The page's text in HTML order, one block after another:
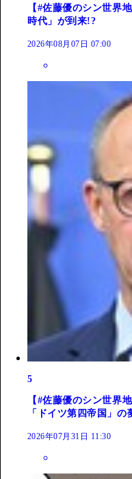
【#佐藤優のシン世界
時代」が到来!?
2026年08月07日 07:00
5
【#佐藤優のシン世界
「ドイツ第四帝国」の
2026年07月31日 11:30